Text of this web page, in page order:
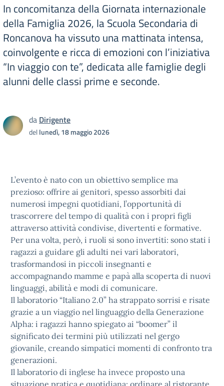
In concomitanza della Giornata internazionale
della Famiglia 2026, la Scuola Secondaria di
Roncanova ha vissuto una mattinata intensa,
coinvolgente e ricca di emozioni con l’iniziativa
“In viaggio con te”, dedicata alle famiglie degli
alunni delle classi prime e seconde.
da Dirigente
dellunedì, 18 maggio 2026
L’evento è nato con un obiettivo semplice ma
prezioso: offrire ai genitori, spesso assorbiti dai
numerosi impegni quotidiani, l’opportunità di
trascorrere del tempo di qualità con i propri figli
attraverso attività condivise, divertenti e formative.
Per una volta, però, i ruoli si sono invertiti: sono stati i
ragazzi a guidare gli adulti nei vari laboratori,
trasformandosi in piccoli insegnanti e
accompagnando mamme e papà alla scoperta di nuovi
linguaggi, abilità e modi di comunicare.
Il laboratorio “Italiano 2.0” ha strappato sorrisi e risate
grazie a un viaggio nel linguaggio della Generazione
Alpha: i ragazzi hanno spiegato ai “boomer” il
significato dei termini più utilizzati nel gergo
giovanile, creando simpatici momenti di confronto tra
generazioni.
Il laboratorio di inglese ha invece proposto una
situazione pratica e quotidiana: ordinare al ristorante